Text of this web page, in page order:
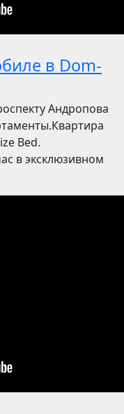
в Dom-
Андропова
Bed.
в эксклюзивном